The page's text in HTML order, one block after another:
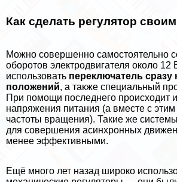
Как сделать регулятор
Можно совершенно самостоятельно
оборотов электродвигателя около 12
использовать переключатель сразу
положений, а также специальный
При помощи последнего происходит
напряжения питания (а вместе с этим
частоты вращения). Такие же
для совершения асинхронных
менее эффективными.
Ещё много лет назад широко